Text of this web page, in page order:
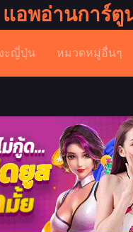
แอพอ่านการ์
ะญี่ปุ่น หมวดหมู่อื่นๆ